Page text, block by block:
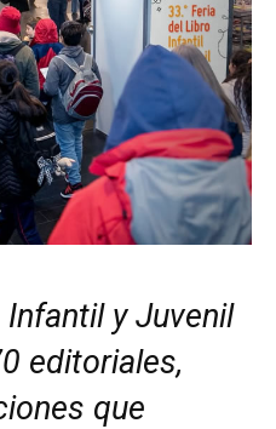
y Juvenil
editoriales,
que